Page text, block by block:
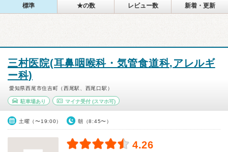
標準 ★の数 レビュー数 新着・更新
三村医院(耳鼻咽喉科・気管食道科,アレルギ
ー科)
愛知県西尾市住吉町（西尾駅、西尾口駅）
駐車場あり マイナ受付(スマホ可)
土曜（〜19:00） 朝（8:45〜）
4.26